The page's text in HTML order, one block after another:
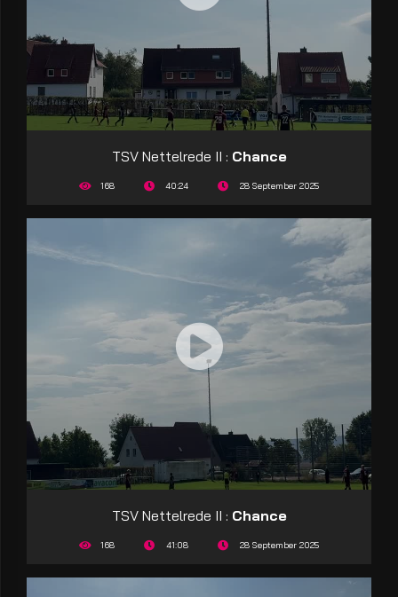
TSV Nettelrede II : Chance
168 40:24 28 September 2025
TSV Nettelrede II : Chance
168 41:08 28 September 2025